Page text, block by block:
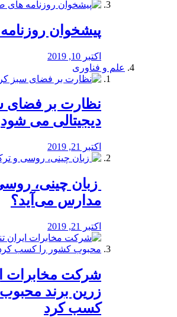
پیشخوان
اکتبر 10, 2019
علم و فناوری
نظارت بر فضای
دیجیتالی می شود
اکتبر 21, 2019
زبان چینی،
مدارس می‌آید؟
اکتبر 21, 2019
شرکت مخابرات
زرین برند محبوب
کسب کرد